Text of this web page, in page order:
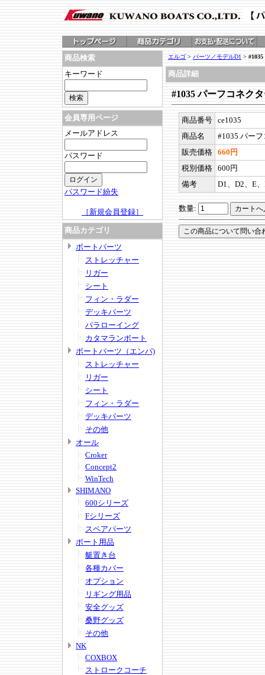
商品検索
キーワード
会員専用ページ
メールアドレス
パスワード
パスワード紛失
［新規会員登録］
商品カテゴリ
ボートパーツ
ストレッチャー
リガー
シート
フィン・ラダー
デッキパーツ
パラローイング
カタマランボート
ボートパーツ（エンパ)
ストレッチャー
リガー
シート
フィン・ラダー
デッキパーツ
その他
オール
Croker
Concept2
WinTech
SHIMANO
600シリーズ
Fシリーズ
スペアパーツ
ボート用品
艇置き台
各種カバー
オプション
リギング用品
安全グッズ
桑野グッズ
その他
NK
COXBOX
ストロークコーチ
エルゴ > パーツ／モデルD1 >
商品詳細
#1035 パーフコネク
商品番号 ce1035
商品名
#1035 パー
販売価格 660円
税別価格 600円
備考
D1、D2、E
数量: